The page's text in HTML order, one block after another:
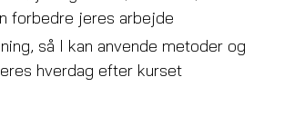
forbedre jeres arbejde
så I kan anvende metoder og
hverdag efter kurset